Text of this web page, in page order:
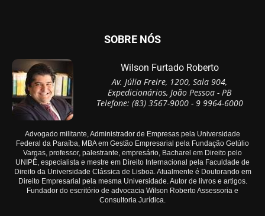
SOBRE NÓS
Wilson Furtado Roberto
Av. Júlia Freire, 1200, Sala 904,
Expedicionários, João Pessoa - PB
Telefone: (83) 3567-9000 - 9 9964-6000
Advogado militante, Administrador de Empresas pela Universidade
Federal da Paraíba, MBA em Gestão Empresarial pela Fundação Getúlio
Vargas, professor, palestrante, empresário, Bacharel em Direito pelo
UNIPÊ, especialista e mestre em Direito Internacional pela Faculdade de
Direito da Universidade Clássica de Lisboa. Atualmente é Doutorando em
Direito Empresarial pela mesma Universidade. Autor de livros e artigos.
Fundador do escritório de advocacia Wilson Roberto Assessoria e
Consultoria Jurídica.